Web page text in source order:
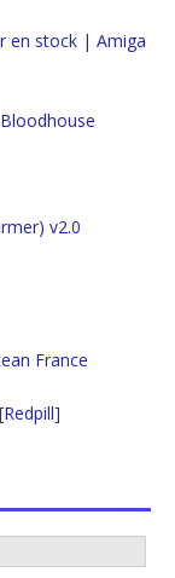
en stock | Amiga
v2.0
France